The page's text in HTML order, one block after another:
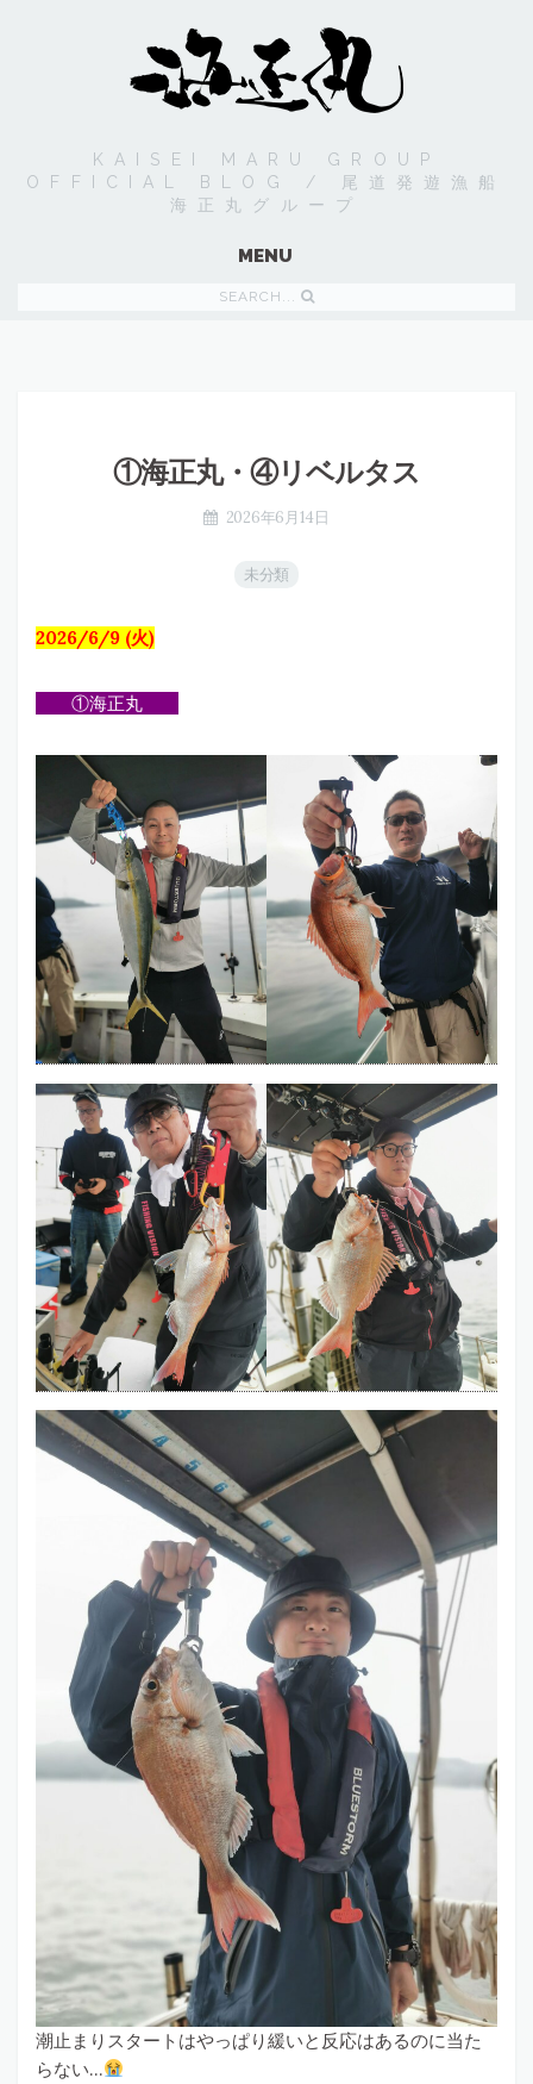
KAISEI MARU GROUP
OFFICIAL BLOG / 尾道発遊漁船
海正丸グループ
MENU
SEARCH...
①海正丸・④リベルタス
2026年6月14日
未分類
2026/6/9 (火)
①海正丸
潮止まりスタートはやっぱり緩いと反応はあるのに当た
らない…